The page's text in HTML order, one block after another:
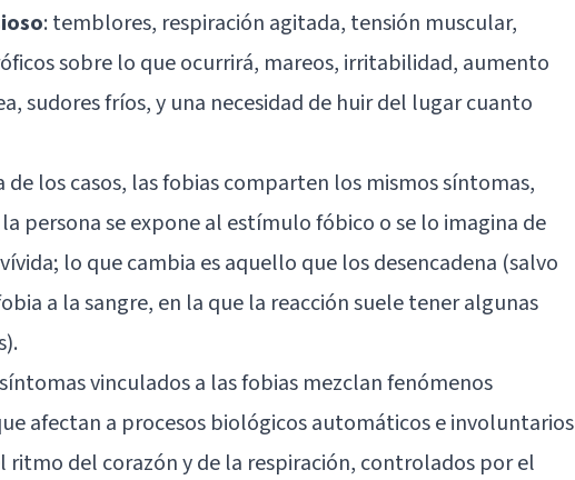
: temblores, respiración agitada, tensión muscular,
sobre lo que ocurrirá, mareos, irritabilidad, aumento
sudores fríos, y una necesidad de huir del lugar cuanto
de los casos, las fobias comparten los mismos síntomas,
persona se expone al estímulo fóbico o se lo imagina de
lo que cambia es aquello que los desencadena (salvo
a la sangre, en la que la reacción suele tener algunas
vinculados a las fobias mezclan fenómenos
afectan a procesos biológicos automáticos e involuntarios
ritmo del corazón y de la respiración, controlados por el